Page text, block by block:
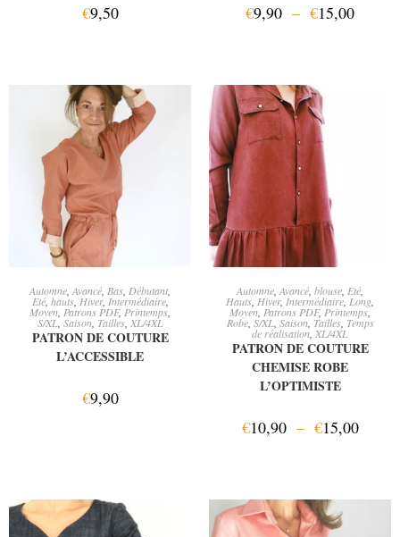
€9,50 €9,90 – €15,00
AJOUTER AU PANIER
Automne Avancé Bas Débutant
Eté, hauts, Hiver, Intermédiaire,
Moyen Patrons PDF, Printemps
S/XL, Saison, Tailles, XL/4XL
PATRON DE COUTURE
L’ACCESSIBLE
€9,90
CHOIX DES OPTIONS
Automne Avancé blouse Eté
Hauts Hiver, Intermédiaire Long
Moyen Patrons PDF, Printemps,
Robe, S/XL, Saison, Tailles, Temps
de réalisation XL/4XL
PATRON DE COUTURE
CHEMISE ROBE
L’OPTIMISTE
€10,90 – €15,00